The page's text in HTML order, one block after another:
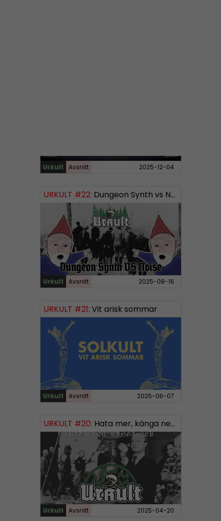
Urkult Avsnitt 2025-12-04
URKULT #22: Dungeon Synth vs Noise
Urkult Avsnitt 2025-08-16
URKULT #21: Vit arisk sommar
Urkult Avsnitt 2025-06-07
URKULT #20: Hata mer, känga ner – Svensk “vit makt”-musik
Urkult Avsnitt 2025-04-20